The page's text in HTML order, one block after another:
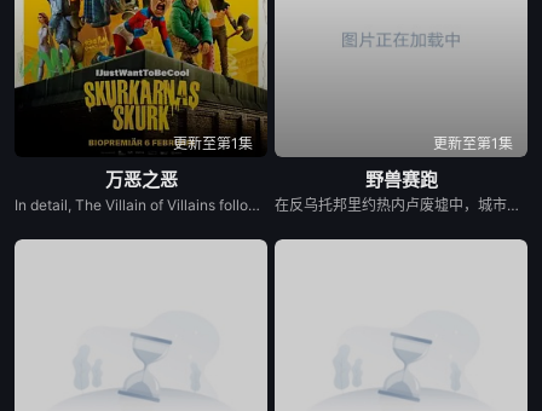
更新至第1集
万恶之恶
In detail, The Villain of Villains follows 12-year-old rebellious Stephanie, who dreams of becoming a superhero like her late mother but fails the entrance exam to the Hero School. She gets a second chance if she infiltrates the Villain School to retrieve a powerful artefact that's been stolen. At the Villain School, her loyalty is tested, and her search leads her to the Villai...
更新至第1集
野兽赛跑
在反乌托邦里约热内卢废墟中，城市被阶级斗争撕裂，人们沉迷于血腥竞技。一位抵抗运动领袖为拯救妹妹免于遭遇比死亡更惨烈的命运，被迫卷入一场暴力而高风险的竞赛。